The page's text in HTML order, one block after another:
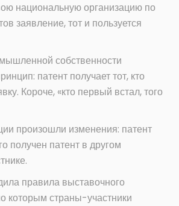
национальную организацию по
заявление, тот и пользуется
собственности
патент получает тот, кто
Короче, «кто первый встал, того
произошли изменения: патент
получен патент в другом
правила выставочного
которым страны-участники